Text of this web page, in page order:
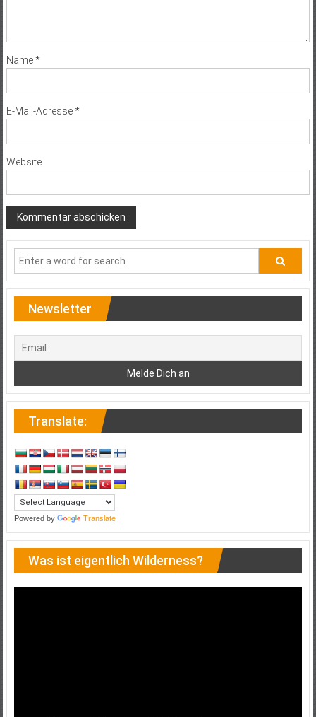
Name*
E-Mail-Adresse*
Website
Newsletter
Translate:
Powered by Translate
Was ist eigentlich Wilderness?